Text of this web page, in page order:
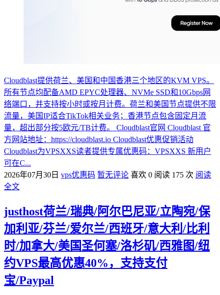
Cloudblast提供荷兰、美国和中国香港三个地区的KVM VPS。
所有节点均配备AMD EPYC处理器、NVMe SSD和10Gbps网
络端口，并支持按小时或按月计费。荷兰和美国节点提供不限
流量，美国IP适合TikTok相关业务；香港节点包含固定月流
量，超出部分按5欧元/TB计费。 Cloudblast官网 Cloudblast 官
方网站地址：https://cloudblast.io Cloudblast优惠促销活动
Cloudblast为VPSXXS读者提供专属优惠码：VPSXXS 新用户
可在C...
2026年07月30日 vps优惠码 暂无评论 喜欢 0 阅读 175 次 阅读
全文
justhost荷兰/瑞典/阿尔巴尼亚/立陶宛/保
加利亚/芬兰/爱尔兰/西班牙/意大利/比利
时/加拿大/美国圣何塞/洛杉矶/西雅图/纽
约VPS最高优惠40%，支持支付
宝/Paypal